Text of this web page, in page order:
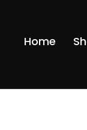
Home